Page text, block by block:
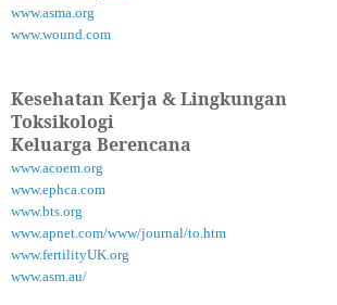
www.asma.org
www.wound.com
Kesehatan Kerja & Lingkungan
Toksikologi
Keluarga Berencana
www.acoem.org
www.ephca.com
www.bts.org
www.apnet.com/www/journal/to.htm
www.fertilityUK.org
www.asm.au/